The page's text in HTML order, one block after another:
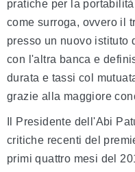
pratiche per la
come surroga, ovvero il
presso un nuovo istituto
con l'altra banca e
durata e tassi col
grazie alla maggiore
Il Presidente dell'Abi
critiche recenti del
primi quattro mesi del